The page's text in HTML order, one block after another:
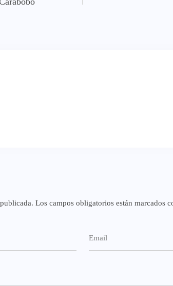
Los campos obligatorios están marcados